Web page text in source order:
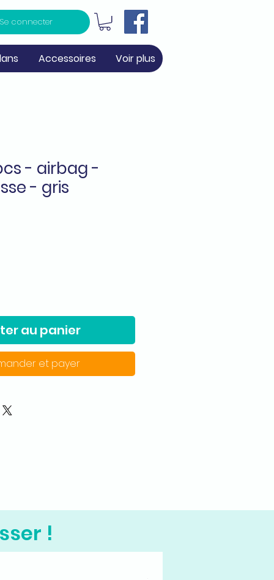
Se connecter
Accessoires Voir plus
- airbag -
- gris
au panier
et payer
!